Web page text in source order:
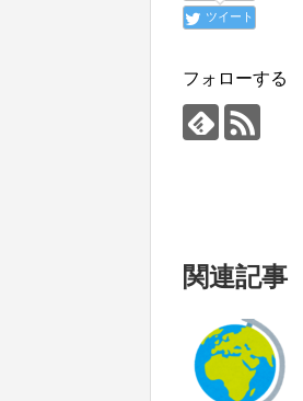
ツイート
フォローする
関連記事